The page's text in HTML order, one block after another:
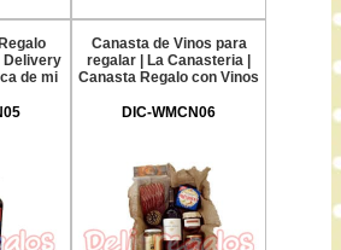
Delivery
de mi
Canasta de Vinos para
regalar | La Canasteria |
Canasta Regalo con Vinos
DIC-WMCN06